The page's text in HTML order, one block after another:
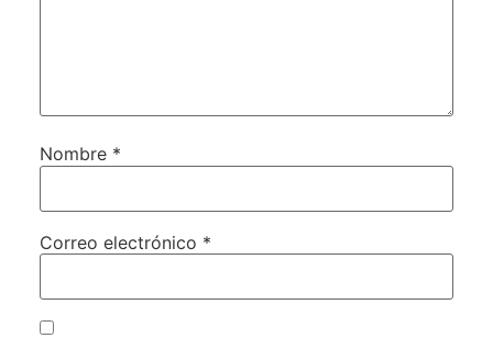
Nombre *
Correo electrónico *